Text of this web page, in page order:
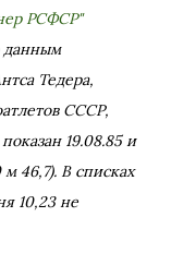
РСФСР"
данным
Тедера,
СССР,
19.08.85 и
м 46,7). В списках
10,23 не